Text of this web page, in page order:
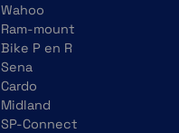
Wahoo
Ram-mount
Bike P en R
Sena
Cardo
Midland
SP-Connect